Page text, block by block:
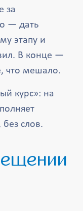
за
— дать
этапу и
В конце —
что мешало.
курс»: на
слов.